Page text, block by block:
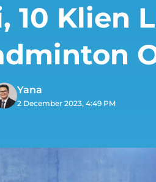
10 Klien
Yana
2 December 2023, 4:49 PM